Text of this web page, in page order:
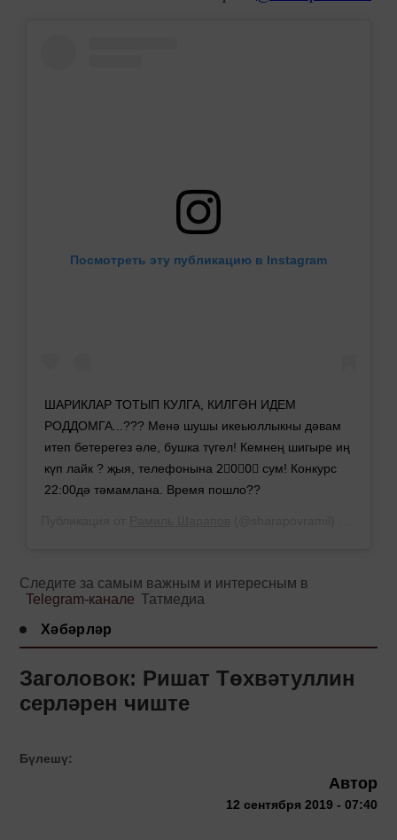
Посмотреть эту публикацию в Instagram
ШАРИКЛАР ТОТЫП КУЛГА, КИЛГӘН ИДЕМ
РОДДОМГА...??? Менә шушы икеьюллыкны дәвам
итеп бетерегез әле, бушка түгел! Кемнең шигыре иң
күп лайк ? җыя, телефонына 2⃣0⃣0⃣ сум! Конкурс
22:00дә тәмамлана. Время пошло??
Следите за самым важным и интересным в
Telegram-канале Татмедиа
Хәбәрләр
Заголовок: Ришат Төхвәтуллин
серләрен чиште
Бүлешү:
Автор
12 сентября 2019 - 07:40